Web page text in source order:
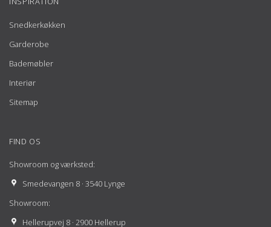
Snedkerkøkken
Garderobe
Bademøbler
Interiør
Sitemap
FIND OS
Showroom og værksted:
Smedevangen 8 · 3540 Lynge
Showroom:
Hellerupvej 8 · 2900 Hellerup